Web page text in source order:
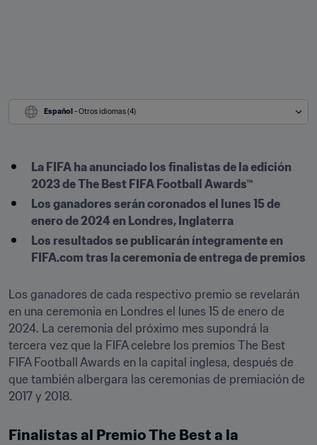
Español - Otros idiomas (4)
La FIFA ha anunciado los finalistas de la edición
2023 de The Best FIFA Football Awards™
Los ganadores serán coronados el lunes 15 de
enero de 2024 en Londres, Inglaterra
Los resultados se publicarán íntegramente en
FIFA.com tras la ceremonia de entrega de premios
Los ganadores de cada respectivo premio se revelarán
en una ceremonia en Londres el lunes 15 de enero de
2024. La ceremonia del próximo mes supondrá la
tercera vez que la FIFA celebre los premios The Best
FIFA Football Awards en la capital inglesa, después de
que también albergara las ceremonias de premiación de
2017 y 2018.
Finalistas al Premio The Best a la